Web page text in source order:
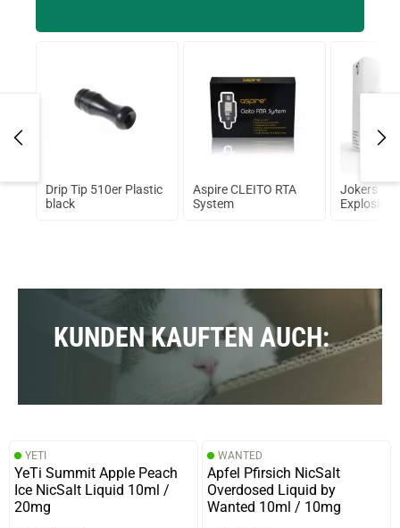
Drip Tip 510er Plastic
black
Aspire CLEITO RTA
System
Jokers
Explosion
KUNDEN KAUFTEN AUCH:
YETI
YeTi Summit Apple Peach
Ice NicSalt Liquid 10ml /
20mg
WANTED
Apfel Pfirsich NicSalt
Overdosed Liquid by
Wanted 10ml / 10mg